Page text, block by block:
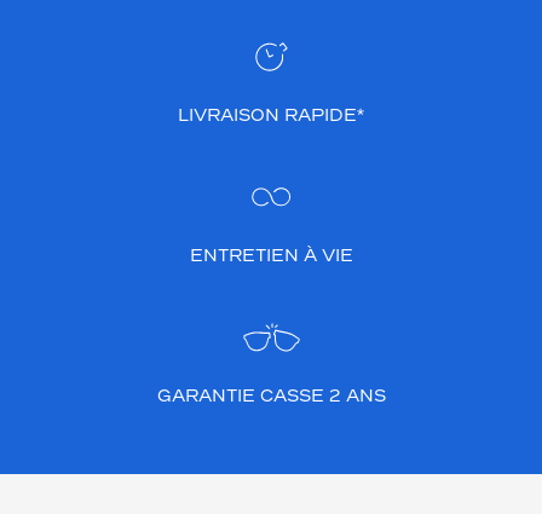
LIVRAISON RAPIDE*
ENTRETIEN À VIE
GARANTIE CASSE 2 ANS